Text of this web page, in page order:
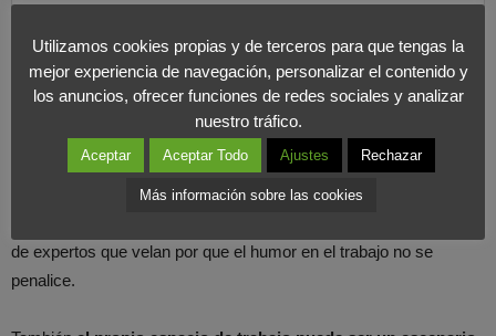
con la misma intensidad que el
deporte.
COMPARTIR EN X
En este sentido,que la estrategia del humor funcione implica
crear iniciativas ad hoc para cada caso.Esa es la visión de
Jáuregui quien expone que enalgunas empresas impulsan
de expertos que velan por que el humor en el trabajo no se
penalice.
Utilizamos cookies propias y de terceros para que tengas la
mejor experiencia de navegación, personalizar el contenido y
los anuncios, ofrecer funciones de redes sociales y analizar
nuestro tráfico.
Aceptar Aceptar Todo Ajustes Rechazar
Más información sobre las cookies